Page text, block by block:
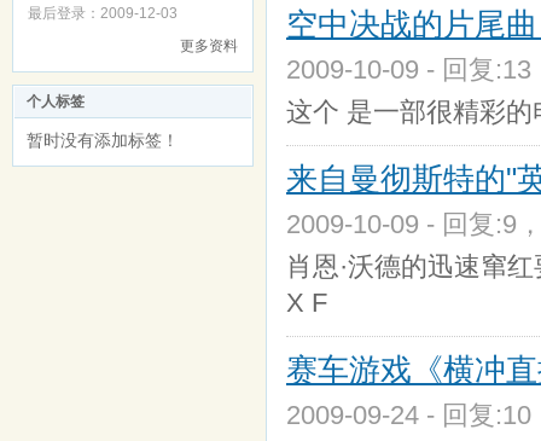
最后登录：2009-12-03
更多资料
个人标签
暂时没有添加标签！
空中决战的片尾
2009-10-09 - 回复
这个 是一部很精彩
来自曼彻斯特的"
2009-10-09 - 回复:9
肖恩·沃德的迅速窜
X F
赛车游戏《横冲
2009-09-24 - 回复